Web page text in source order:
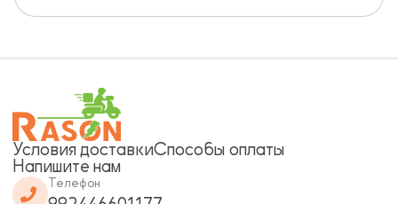
Условия доставкиСпособы оплаты
Напишите нам
Телефон